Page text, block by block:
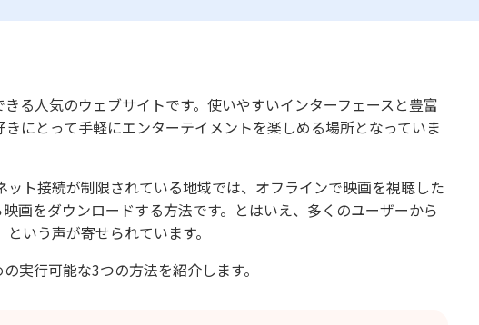
る人気のウェブサイトです。使いやすいインターフェースと豊富
にとって手軽にエンターテイメントを楽しめる場所となっていま
ト接続が制限されている地域では、オフラインで映画を視聴した
画をダウンロードする方法です。とはいえ、多くのユーザーから
いう声が寄せられています。
実行可能な3つの方法を紹介します。